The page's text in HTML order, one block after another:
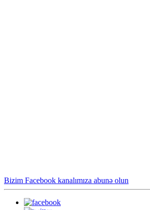
Bizim Facebook kanalımıza abunə olun